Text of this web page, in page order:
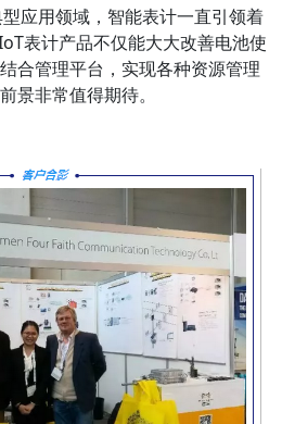
用领域，智能表计一直引领着
表计产品不仅能大大改善电池使
合管理平台，实现各种资源管理
景非常值得期待。